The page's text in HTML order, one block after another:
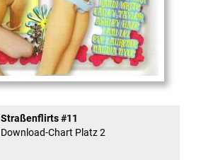
Straßenflirts #11
Download-Chart Platz 2